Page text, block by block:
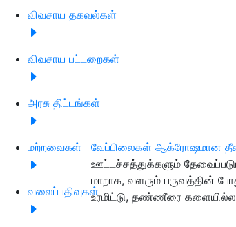
விவசாய தகவல்கள்
விவசாய பட்டறைகள்
அரசு திட்டங்கள்
மற்றவைகள்
வலைப்பதிவுகள்
வேப்பிலைகள் ஆக்ரோஷமான
ஊட்டச்சத்துக்களும்
மாறாக, வளரும் பருவத்தின்
உரமிட்டு, தண்ணீரை